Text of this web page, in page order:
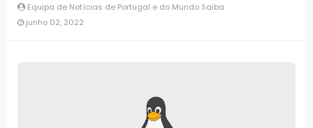
Equipa de Notícias de Portugal e do Mundo Saiba
junho 02, 2022